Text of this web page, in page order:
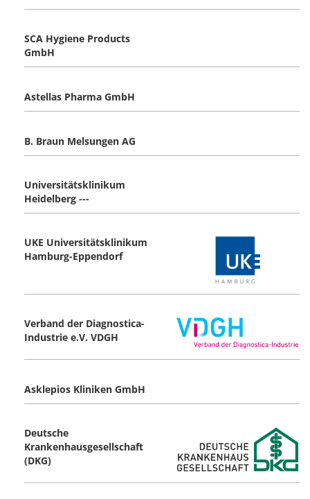
SCA Hygiene Products
GmbH
Astellas Pharma GmbH
B. Braun Melsungen AG
Universitätsklinikum
Heidelberg ---
UKE Universitätsklinikum
Hamburg-Eppendorf
Verband der Diagnostica-
Industrie e.V. VDGH
Asklepios Kliniken GmbH
Deutsche
Krankenhausgesellschaft
(DKG)